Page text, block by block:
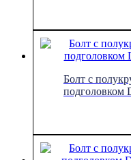
Болт с
подголовком